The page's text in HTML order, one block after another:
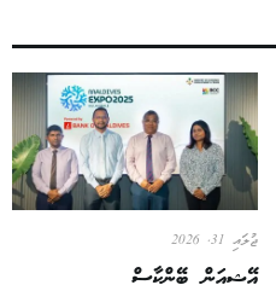
ޖުލައި 31, 2026